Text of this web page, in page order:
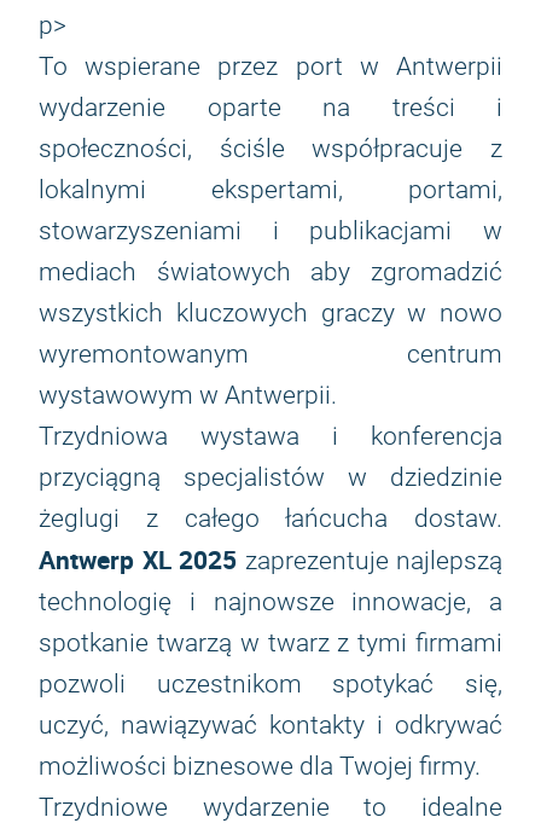
p>
To wspierane przez port w Antwerpii
wydarzenie oparte na treści i
społeczności, ściśle współpracuje z
lokalnymi ekspertami, portami,
stowarzyszeniami i publikacjami w
mediach światowych aby zgromadzić
wszystkich kluczowych graczy w nowo
wyremontowanym centrum
wystawowym w Antwerpii.
Trzydniowa wystawa i konferencja
przyciągną specjalistów w dziedzinie
żeglugi z całego łańcucha dostaw.
Antwerp XL 2025 zaprezentuje najlepszą
technologię i najnowsze innowacje, a
spotkanie twarzą w twarz z tymi firmami
pozwoli uczestnikom spotykać się,
uczyć, nawiązywać kontakty i odkrywać
możliwości biznesowe dla Twojej firmy.
Trzydniowe wydarzenie to idealne